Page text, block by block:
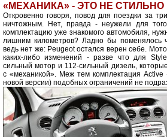
«МЕХАНИКА» - ЭТО НЕ СТИЛЬНО
Откровенно говоря, повод для поездки за
ничтожным. Нет, правда - неужели для
комплектацию уже знакомого автомобиля,
лишним километров? Ладно бы поменялось
ведь нет же: Peugeot остался верен себе.
каких-либо изменений - разве что для
сильный мотор и 112-сильный дизель,
с «механикой». Меж тем комплектация Active
новой версии) подобных ограничений не